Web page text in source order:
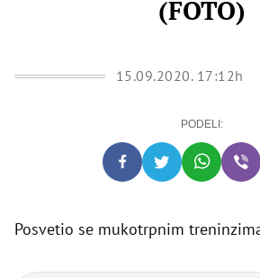
(FOTO)
15.09.2020. 17:12h
PODELI:
Posvetio se mukotrpnim